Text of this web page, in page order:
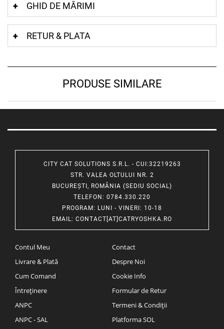
GHID DE MĂRIMI
RETUR & PLATA
PRODUSE SIMILARE
CITY CAT SOLUTIONS S.R.L. - CUI:32219263
STR. VALEA OLTULUI NR. 2
BUCUREȘTI, ROMÂNIA (SEDIU SOCIAL)
TELEFON : 0784.330.220
PROGRAM: LUNI - VINERI: 10-18
EMAIL: CONTACT[AT]CATRYOSHKA.RO
Contul Meu
Livrare & Plată
Cum Comand
Întreținere
ANPC
ANPC - SAL
Contact
Despre Noi
Cookie Info
Formular de Retur
Termeni & Condiții
Platforma SOL